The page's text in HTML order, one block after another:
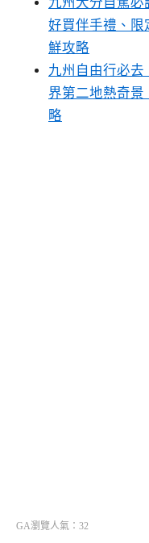
好買伴手禮、限
鮮攻略
九州自由行必
界第二地熱奇
略
GA瀏覽人氣：32